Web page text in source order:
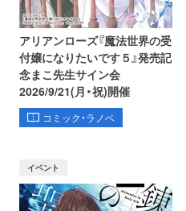
アリアンローズ『魔法世界の受
付嬢になりたいです５』発売記
念まこ先生サイン会
2026/9/21(月・祝)開催
コミック・ラノベ
イベント